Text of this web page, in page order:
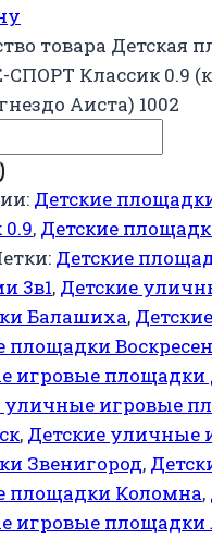
товара Детская
Классик 0.9
Аиста) 1002
Детские
, Детские
Детские
3в1, Детские
Балашиха,
площадки
игровые
уличные игровые
, Детские уличные
Звенигород,
площадки Коломна,
игровые площадки